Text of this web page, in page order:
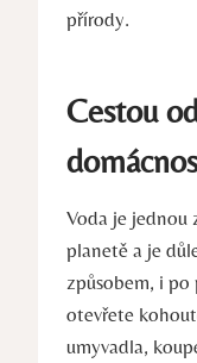
přírody.
Cestou
Voda je jednou
planetě a je
způsobem, i
otevřete
umyvadla,